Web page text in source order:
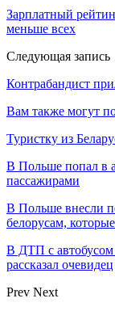
Зарплатный
меньше всех
Следующая запись
Контрабандист
Вам также могут
Туристку из
В Польше попал в
пассажирами
В Польше внесли
белорусам,
В ДТП с автобусом
рассказал очевидец
Prev Next